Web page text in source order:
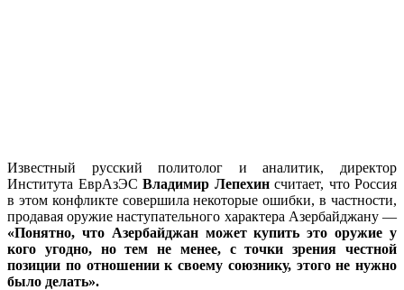
Известный русский политолог и аналитик, директор
Института ЕврАзЭС Владимир Лепехинсчитает, что Россия
в этом конфликте совершила некоторые ошибки, в частности,
продавая оружие наступательного характера Азербайджану —
«Понятно, что Азербайджан может купить это оружие у
кого угодно, но тем не менее, с точки зрения честной
позиции по отношении к своему союзнику, этого не нужно
было делать».